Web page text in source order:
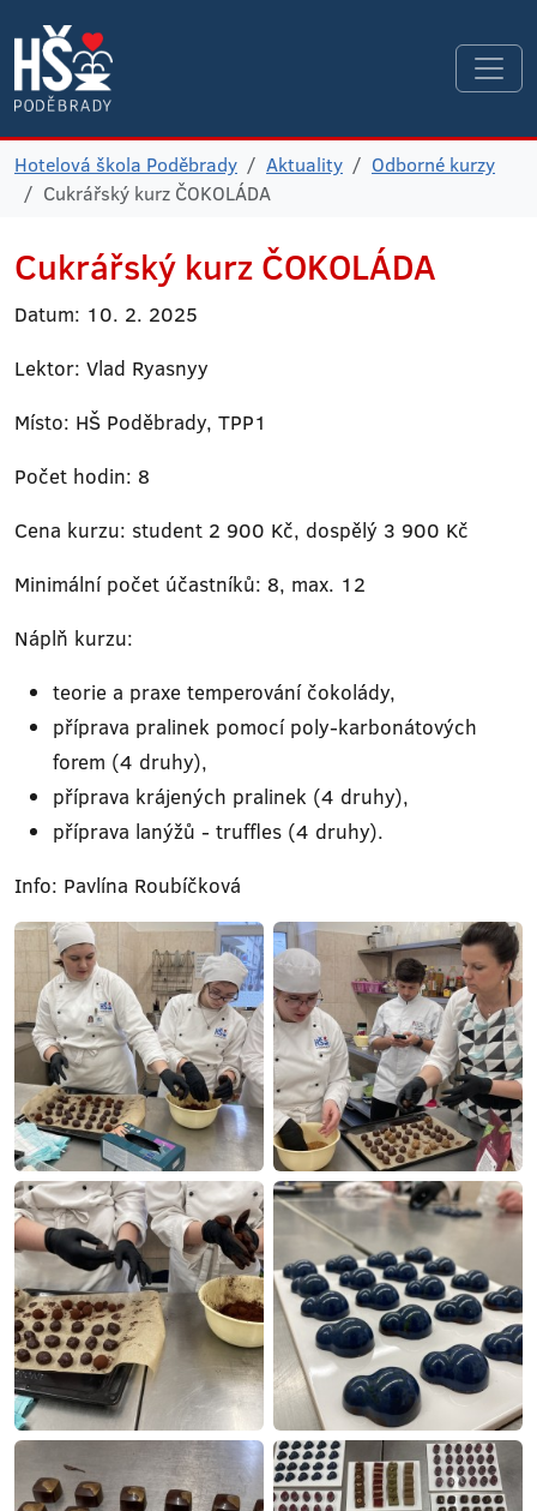
Hotelová škola Poděbrady Aktuality
Odborné kurzy
Cukrářský kurz ČOKOLÁDA
Cukrářský kurz ČOKOLÁDA
Datum: 10. 2. 2025
Lektor: Vlad Ryasnyy
Místo: HŠ Poděbrady, TPP1
Počet hodin: 8
Cena kurzu: student 2 900 Kč, dospělý 3 900 Kč
Minimální počet účastníků: 8, max. 12
Náplň kurzu:
teorie a praxe temperování čokolády,
příprava pralinek pomocí poly-karbonátových
forem (4 druhy),
příprava krájených pralinek (4 druhy),
příprava lanýžů - truffles (4 druhy).
Info: Pavlína Roubíčková